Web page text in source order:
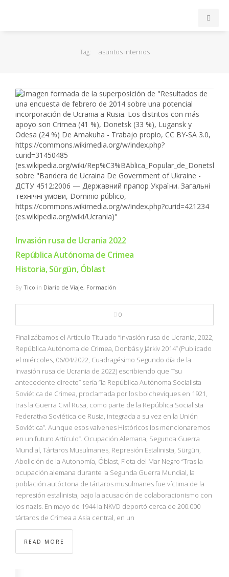
EuroLeague
FEB
FIBA
OTROS
FORMACIÓN
MULTIMEDIA
RIO 2016
Tag: asuntos internos
Invasión rusa de Ucrania 2022
República Autónoma de Crimea
Historia, Sürgün, Óblast
By Tico in Diario de Viaje, Formación
0
Finalizábamos el Artículo Titulado “Invasión rusa de Ucrania, 2022,
República Autónoma de Crimea, Donbás y Járkiv 2014” (Publicado
el miércoles, 06/04/2022, Cuadragésimo Segundo día de la
Invasión rusa de Ucrania de 2022) escribiendo que ““su
antecedente directo” sería “la República Autónoma Socialista
Soviética de Crimea, proclamada por los bolcheviques en 1921,
tras la Guerra Civil Rusa, como parte de la República Socialista
Federativa Soviética de Rusia, integrada a su vez en la Unión
Soviética”. Aunque esos vaivenes Históricos los mencionaremos
en un futuro Artículo”. Ocupación Alemana, Segunda Guerra
Mundial, Tártaros Musulmanes, Represión Estalinista, Sürgün,
Abolición de la Autonomía, Óblast, Flota del Mar Negro “Tras la
ocupación alemana durante la Segunda Guerra Mundial, la
población autóctona de tártaros musulmanes fue víctima de la
represión estalinista, bajo la acusación de colaboracionismo con
los nazis. En mayo de 1944 la NKVD deportó cerca de 200.000
tártaros de Crimea a Asia central, en un
READ MORE